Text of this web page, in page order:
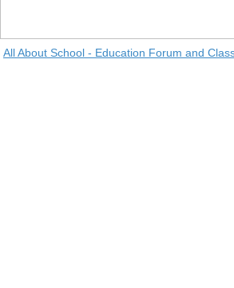
All About School - Education Forum and